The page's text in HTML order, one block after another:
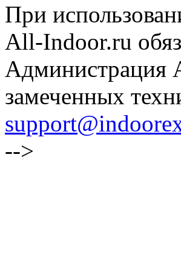
При
All-Indoor.ru
Администрация
замеченных
-->